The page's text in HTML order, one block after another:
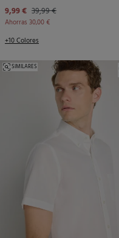
9,99 € 39,99 €
Ahorras 30,00 €
+10 Colores
SIMILARES